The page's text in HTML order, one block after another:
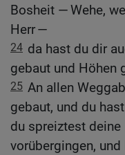
Bosheit — Wehe,
Herr —
24 da hast du dir
gebaut und Höhen
25 An allen
gebaut, und du
du spreiztest
vorübergingen,